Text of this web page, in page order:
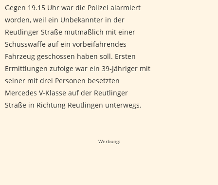
Gegen 19.15 Uhr war die Polizei alarmiert
worden, weil ein Unbekannter in der
Reutlinger Straße mutmaßlich mit einer
Schusswaffe auf ein vorbeifahrendes
Fahrzeug geschossen haben soll. Ersten
Ermittlungen zufolge war ein 39-Jähriger mit
seiner mit drei Personen besetzten
Mercedes V-Klasse auf der Reutlinger
Straße in Richtung Reutlingen unterwegs.
Werbung: